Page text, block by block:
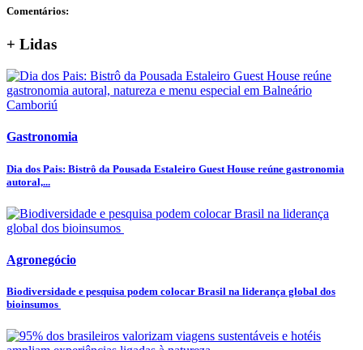
Comentários:
+ Lidas
Gastronomia
Dia dos Pais: Bistrô da Pousada Estaleiro Guest House reúne gastronomia
autoral,...
Agronegócio
Biodiversidade e pesquisa podem colocar Brasil na liderança global dos
bioinsumos